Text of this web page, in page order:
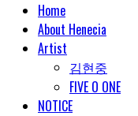
Home
About Henecia
Artist
김현중
FIVE O ONE
NOTICE